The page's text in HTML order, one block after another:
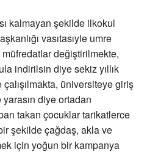
kalmayan şekilde ilkokul
vasıtasıyle umre
değiştirilmekte,
indirilsin diye sekiz yıllık
üniversiteye giriş
diye ortadan
takan çocuklar tarikatlerce
şekilde çağdaş, akla ve
için yoğun bir kampanya